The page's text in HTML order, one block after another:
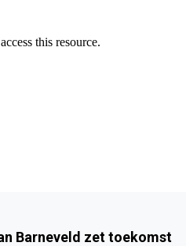
Barneveld zet toekomst